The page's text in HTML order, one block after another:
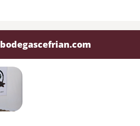
bodegascefrian.com